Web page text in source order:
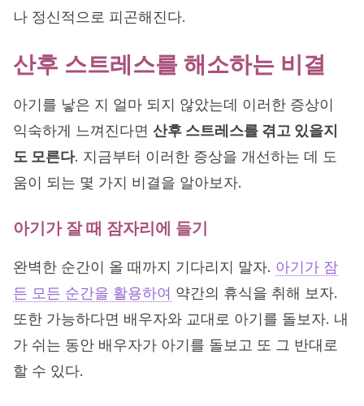
나 정신적으로 피곤해진다.
산후 스트레스를 해소하는 비결
아기를 낳은 지 얼마 되지 않았는데 이러한 증상이
익숙하게 느껴진다면 산후 스트레스를 겪고 있을지
도 모른다. 지금부터 이러한 증상을 개선하는 데 도
움이 되는 몇 가지 비결을 알아보자.
아기가 잘 때 잠자리에 들기
완벽한 순간이 올 때까지 기다리지 말자. 아기가 잠
든 모든 순간을 활용하여 약간의 휴식을 취해 보자.
또한 가능하다면 배우자와 교대로 아기를 돌보자. 내
가 쉬는 동안 배우자가 아기를 돌보고 또 그 반대로
할 수 있다.